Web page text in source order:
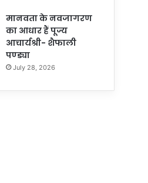
मानवता के नवजागरण
का आधार हैं पूज्य
आचार्यश्री- शैफाली
पण्ड्या
July 28, 2026